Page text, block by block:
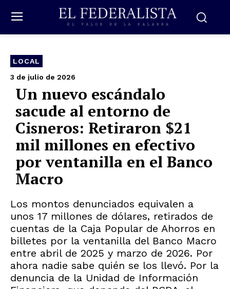
LOCAL
3 de julio de 2026
Un nuevo escándalo
sacude al entorno de
Cisneros: Retiraron $21
mil millones en efectivo
por ventanilla en el Banco
Macro
Los montos denunciados equivalen a
unos 17 millones de dólares, retirados de
cuentas de la Caja Popular de Ahorros en
billetes por la ventanilla del Banco Macro
entre abril de 2025 y marzo de 2026. Por
ahora nadie sabe quién se los llevó. Por la
denuncia de la Unidad de Información